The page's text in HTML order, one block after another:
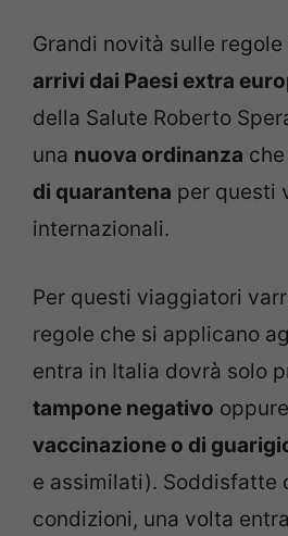
Grandi novità sulle
arrivi dai Paesi extra
della Salute Roberto
una nuova ordinanza che
di quarantena per questi
internazionali.
Per questi viaggiatori
regole che si applicano
entra in Italia dovrà solo
tampone negativo
vaccinazione o di
e assimilati). Soddisfatte
condizioni, una volta